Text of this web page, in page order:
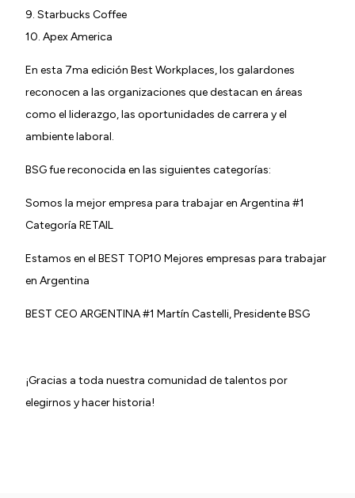
9. Starbucks Coffee
10. Apex America
En esta 7ma edición Best Workplaces, los galardones
reconocen a las organizaciones que destacan en áreas
como el liderazgo, las oportunidades de carrera y el
ambiente laboral.
BSG fue reconocida en las siguientes categorías:
Somos la mejor empresa para trabajar en Argentina #1
Categoría RETAIL
Estamos en el BEST TOP10 Mejores empresas para trabajar
en Argentina
BEST CEO ARGENTINA #1 Martín Castelli, Presidente BSG
¡Gracias a toda nuestra comunidad de talentos por
elegirnos y hacer historia!